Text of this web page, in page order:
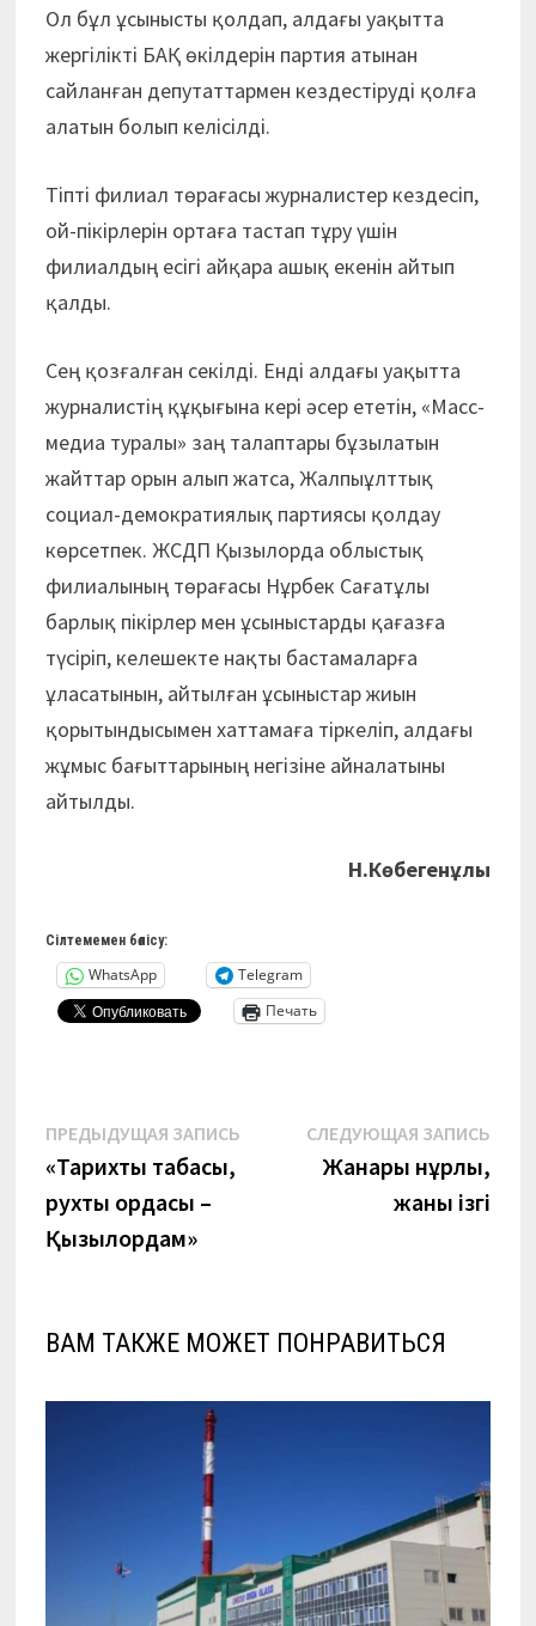
Ол бұл ұсынысты қолдап, алдағы уақытта
жергілікті БАҚ өкілдерін партия атынан
сайланған депутаттармен кездестіруді қолға
алатын болып келісілді.
Тіпті филиал төрағасы журналистер кездесіп,
ой-пікірлерін ортаға тастап тұру үшін
филиалдың есігі айқара ашық екенін айтып
қалды.
Сең қозғалған секілді. Енді алдағы уақытта
журналистің құқығына кері әсер ететін, «Масс-
медиа туралы» заң талаптары бұзылатын
жайттар орын алып жатса, Жалпыұлттық
социал-демократиялық партиясы қолдау
көрсетпек. ЖСДП Қызылорда облыстық
филиалының төрағасы Нұрбек Сағатұлы
барлық пікірлер мен ұсыныстарды қағазға
түсіріп, келешекте нақты бастамаларға
ұласатынын, айтылған ұсыныстар жиын
қорытындысымен хаттамаға тіркеліп, алдағы
жұмыс бағыттарының негізіне айналатыны
айтылды.
Н.Көбегенұлы
Сілтемемен бөлісу:
WhatsApp
Telegram
Печать
Навигация
по
записям
ПРЕДЫДУЩАЯ ЗАПИСЬПредыдущая
«Тарихтың таңбасы,
рухтың ордасы –
Қызылордам»
СЛЕДУЮЩАЯ ЗАПИСЬ
Жанары нұрлы,
жаны ізгі
ВАМ ТАКЖЕ МОЖЕТ ПОНРАВИТЬСЯ